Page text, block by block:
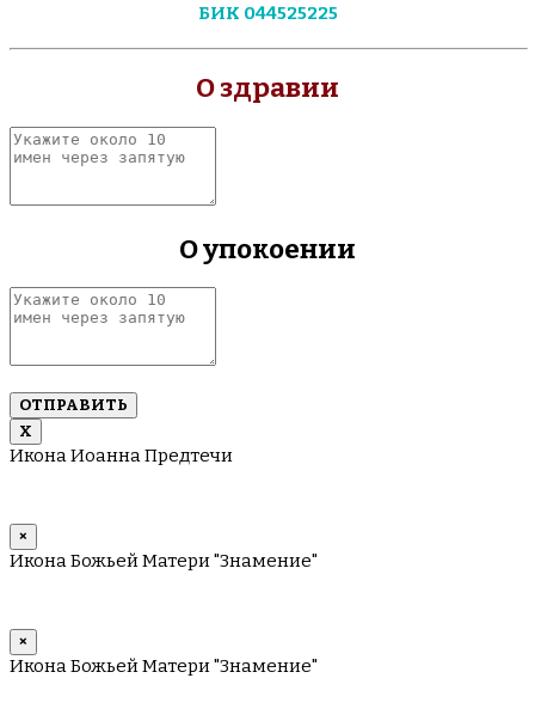
БИК 044525225
О здравии
Укажите
около
имен
О упокоении
Укажите
около
имен
запятую
Х
Икона Иоанна Предтечи
×
Икона Божьей Матери "Знамение"
×
Икона Божьей Матери "Знамение"